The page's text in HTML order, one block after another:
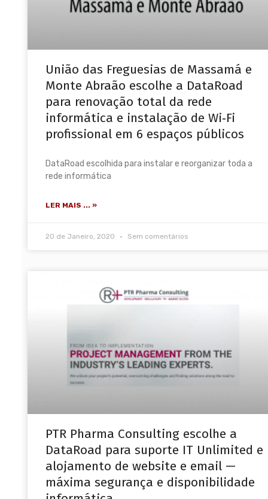
União das Freguesias de Massamá e
Monte Abraão escolhe a DataRoad
para renovação total da rede
informática e instalação de Wi‑Fi
profissional em 6 espaços públicos
DataRoad escolhida para instalar e reorganizar toda a
rede informática
LER MAIS ... »
20 de Janeiro, 2020 Sem comentários
PTR Pharma Consulting escolhe a
DataRoad para suporte IT Unlimited e
alojamento de website e email —
máxima segurança e disponibilidade